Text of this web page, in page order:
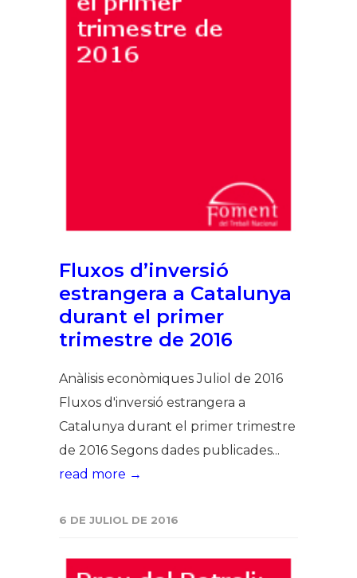
Fluxos d’inversió
estrangera a Catalunya
durant el primer
trimestre de 2016
Anàlisis econòmiques Juliol de 2016
Fluxos d'inversió estrangera a
Catalunya durant el primer trimestre
de 2016 Segons dades publicades...
read more →
6 DE JULIOL DE 2016